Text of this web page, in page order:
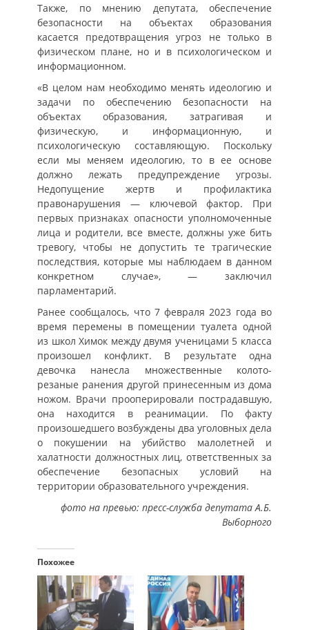
Также, по мнению депутата, обеспечение
безопасности на объектах образования
касается предотвращения угроз не только в
физическом плане, но и в психологическом и
информационном.
«В целом нам необходимо менять идеологию и
задачи по обеспечению безопасности на
объектах образования, затрагивая и
физическую, и информационную, и
психологическую составляющую. Поскольку
если мы меняем идеологию, то в ее основе
должно лежать предупреждение угрозы.
Недопущение жертв и профилактика
правонарушения — ключевой фактор. При
первых признаках опасности уполномоченные
лица и родители, все вместе, должны уже бить
тревогу, чтобы не допустить те трагические
последствия, которые мы наблюдаем в данном
конкретном случае», — заключил
парламентарий.
Ранее сообщалось, что 7 февраля 2023 года во
время перемены в помещении туалета одной
из школ Химок между двумя ученицами 5 класса
произошел конфликт. В результате одна
девочка нанесла множественные колото-
резаные ранения другой принесенным из дома
ножом. Врачи прооперировали пострадавшую,
она находится в реанимации. По факту
произошедшего возбуждены два уголовных дела
о покушении на убийство малолетней и
халатности должностных лиц, ответственных за
обеспечение безопасных условий на
территории образовательного учреждения.
фото на превью: пресс-служба депутата А.Б.
Выборного
Похожее